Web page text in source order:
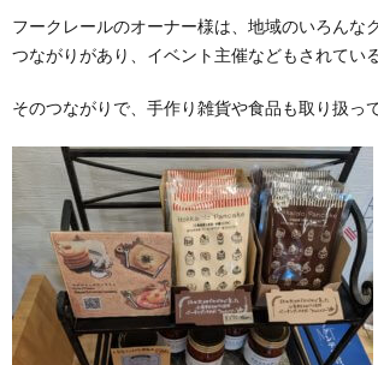
フークレールのオーナー様は、地域のいろんな
つながりがあり、イベント主催などもされてい
そのつながりで、手作り雑貨や食品も取り扱っ